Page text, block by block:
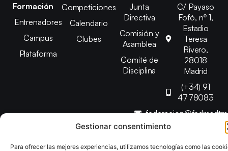
Gestionar consentimiento
Para ofrecer las mejores experiencias, utilizamos tecnologías como las
Formación
Entrenadores
Campus
Plataforma
Competiciones
Calendario
Clubes
Junta
Directiva
Comisión y
Asamblea
Comité de
Disciplina
C/ Payaso
Fofó, nº 1,
Estadio
Teresa
Rivero,
28018
Madrid
(+34) 91
4778083
Copyright © 2025 Federación Madrileña de Tenis de Mesa |